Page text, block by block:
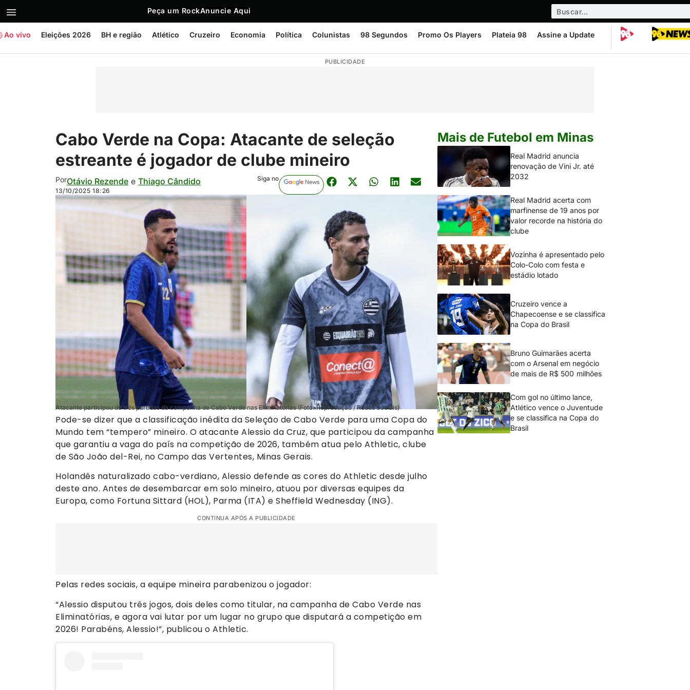
Peça um RockAnuncie Aqui
Ao vivo Eleições 2026 BH e região Atlético Cruzeiro Economia Política Colunistas 98 Segundos Promo Os Players Plateia 98 Assine a Update
PUBLICIDADE
Cabo Verde na Copa: Atacante de seleção
estreante é jogador de clube mineiro
PorOtávio Rezende e Thiago Cândido
13/10/2025 18:26
Siga no
Atacante participou de três partidas da campanha de Cabo Verde nas Eliminatórias (Foto: Reprodução / Redes Sociais)
Pode-se dizer que a classificação inédita da Seleção de Cabo Verde para uma Copa do
Mundo tem “tempero” mineiro. O atacante Alessio da Cruz, que participou da campanha
que garantiu a vaga do país na competição de 2026, também atua pelo Athletic, clube
de São João del-Rei, no Campo das Vertentes, Minas Gerais.
Holandês naturalizado cabo-verdiano, Alessio defende as cores do Athletic desde julho
deste ano. Antes de desembarcar em solo mineiro, atuou por diversas equipes da
Europa, como Fortuna Sittard (HOL), Parma (ITA) e Sheffield Wednesday (ING).
CONTINUA APÓS A PUBLICIDADE
Pelas redes sociais, a equipe mineira parabenizou o jogador:
“Alessio disputou três jogos, dois deles como titular, na campanha de Cabo Verde nas
Eliminatórias, e agora vai lutar por um lugar no grupo que disputará a competição em
2026! Parabéns, Alessio!”, publicou o Athletic.
Mais de Futebol em Minas
Real Madrid anuncia
renovação de Vini Jr. até
2032
Real Madrid acerta com
marfinense de 19 anos por
valor recorde na história do
clube
Vozinha é apresentado pelo
Colo-Colo com festa e
estádio lotado
Cruzeiro vence a
Chapecoense e se classifica
na Copa do Brasil
Bruno Guimarães acerta
com o Arsenal em negócio
de mais de R$ 500 milhões
Com gol no último lance,
Atlético vence o Juventude
e se classifica na Copa do
Brasil